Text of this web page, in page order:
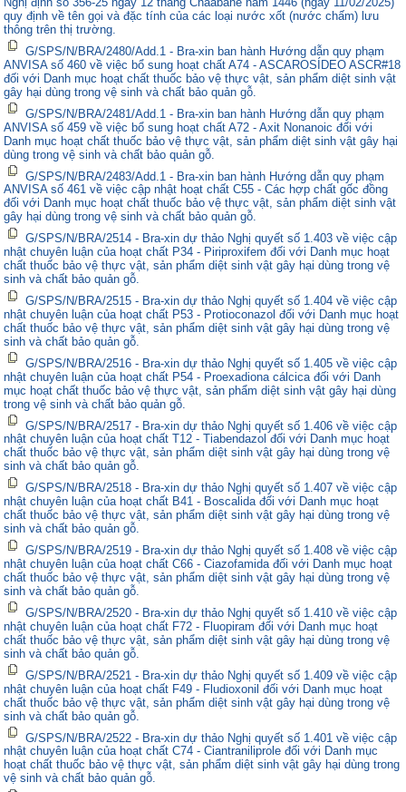
quy định về tên gọi và đặc tính của các loại nước xốt (nước chấm) lưu
thông trên thị trường.
G/SPS/N/BRA/2480/Add.1 - Bra-xin ban hành Hướng dẫn quy phạm
ANVISA số 460 về việc bổ sung hoạt chất A74 - ASCAROSÍDEO ASCR#18
đối với Danh mục hoạt chất thuốc bảo vệ thực vật, sản phẩm diệt sinh vật
gây hại dùng trong vệ sinh và chất bảo quản gỗ.
G/SPS/N/BRA/2481/Add.1 - Bra-xin ban hành Hướng dẫn quy phạm
ANVISA số 459 về việc bổ sung hoạt chất A72 - Axit Nonanoic đối với
Danh mục hoạt chất thuốc bảo vệ thực vật, sản phẩm diệt sinh vật gây hại
dùng trong vệ sinh và chất bảo quản gỗ.
G/SPS/N/BRA/2483/Add.1 - Bra-xin ban hành Hướng dẫn quy phạm
ANVISA số 461 về việc cập nhật hoạt chất C55 - Các hợp chất gốc đồng
đối với Danh mục hoạt chất thuốc bảo vệ thực vật, sản phẩm diệt sinh vật
gây hại dùng trong vệ sinh và chất bảo quản gỗ.
G/SPS/N/BRA/2514 - Bra-xin dự thảo Nghị quyết số 1.403 về việc cập
nhật chuyên luận của hoạt chất P34 - Piriproxifem đối với Danh mục hoạt
chất thuốc bảo vệ thực vật, sản phẩm diệt sinh vật gây hại dùng trong vệ
sinh và chất bảo quản gỗ.
G/SPS/N/BRA/2515 - Bra-xin dự thảo Nghị quyết số 1.404 về việc cập
nhật chuyên luận của hoạt chất P53 - Protioconazol đối với Danh mục hoạt
chất thuốc bảo vệ thực vật, sản phẩm diệt sinh vật gây hại dùng trong vệ
sinh và chất bảo quản gỗ.
G/SPS/N/BRA/2516 - Bra-xin dự thảo Nghị quyết số 1.405 về việc cập
nhật chuyên luận của hoạt chất P54 - Proexadiona cálcica đối với Danh
mục hoạt chất thuốc bảo vệ thực vật, sản phẩm diệt sinh vật gây hại dùng
trong vệ sinh và chất bảo quản gỗ.
G/SPS/N/BRA/2517 - Bra-xin dự thảo Nghị quyết số 1.406 về việc cập
nhật chuyên luận của hoạt chất T12 - Tiabendazol đối với Danh mục hoạt
chất thuốc bảo vệ thực vật, sản phẩm diệt sinh vật gây hại dùng trong vệ
sinh và chất bảo quản gỗ.
G/SPS/N/BRA/2518 - Bra-xin dự thảo Nghị quyết số 1.407 về việc cập
nhật chuyên luận của hoạt chất B41 - Boscalida đối với Danh mục hoạt
chất thuốc bảo vệ thực vật, sản phẩm diệt sinh vật gây hại dùng trong vệ
sinh và chất bảo quản gỗ.
G/SPS/N/BRA/2519 - Bra-xin dự thảo Nghị quyết số 1.408 về việc cập
nhật chuyên luận của hoạt chất C66 - Ciazofamida đối với Danh mục hoạt
chất thuốc bảo vệ thực vật, sản phẩm diệt sinh vật gây hại dùng trong vệ
sinh và chất bảo quản gỗ.
G/SPS/N/BRA/2520 - Bra-xin dự thảo Nghị quyết số 1.410 về việc cập
nhật chuyên luận của hoạt chất F72 - Fluopiram đối với Danh mục hoạt
chất thuốc bảo vệ thực vật, sản phẩm diệt sinh vật gây hại dùng trong vệ
sinh và chất bảo quản gỗ.
G/SPS/N/BRA/2521 - Bra-xin dự thảo Nghị quyết số 1.409 về việc cập
nhật chuyên luận của hoạt chất F49 - Fludioxonil đối với Danh mục hoạt
chất thuốc bảo vệ thực vật, sản phẩm diệt sinh vật gây hại dùng trong vệ
sinh và chất bảo quản gỗ.
G/SPS/N/BRA/2522 - Bra-xin dự thảo Nghị quyết số 1.401 về việc cập
nhật chuyên luận của hoạt chất C74 - Ciantraniliprole đối với Danh mục
hoạt chất thuốc bảo vệ thực vật, sản phẩm diệt sinh vật gây hại dùng trong
vệ sinh và chất bảo quản gỗ.